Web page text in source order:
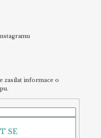
zasílat informace o
SE